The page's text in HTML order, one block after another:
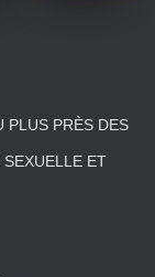
PLUS PRÈS DES
ET